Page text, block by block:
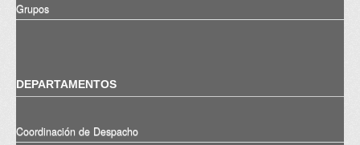
Grupos
DEPARTAMENTOS
Coordinación de Despacho